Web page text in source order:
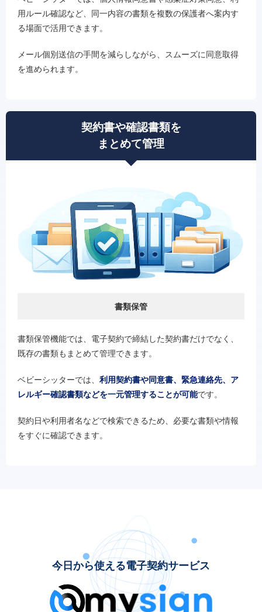
用ルール確認など、同一内容の書類を複数の保護者へ案内す
る場面で活用できます。
メール個別送信の手間を減らしながら、スムーズに同意取得
を進められます。
契約書や確認書類を
まとめて管理
書類保管
書類保管機能では、電子契約で締結した契約書だけでなく、
既存の書類もまとめて管理できます。
ベビーシッターでは、 利用契約書や同意書、緊急連絡先、ア
レルギー確認書類などを一元管理することが可能です。
契約日や利用者名などで検索できるため、必要な書類や情報
をすぐに確認できます。
今日から使える電子契約サービス